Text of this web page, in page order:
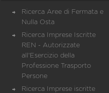
Ricerca Aree di Fermata e
Nulla Osta
Ricerca Imprese Iscritte
REN - Autorizzate
all'Esercizio della
Professione Trasporto
Persone
Ricerca Imprese iscritte